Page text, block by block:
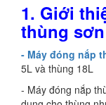
1. Giới
thùng sơn
- Máy đóng nắp
5L và thùng 18L
- Máy đóng nắp